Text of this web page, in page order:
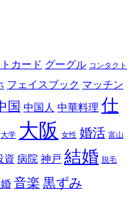
カード グーグル コンタクト
フェイスブック マッチン
国 中国人 中華料理 仕
大学 大阪 女性 婚活 富山
資 病院 神戸 結婚 脱毛
音楽 黒ずみ